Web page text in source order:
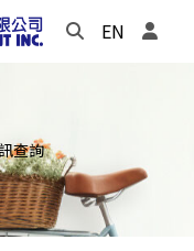
EN
查詢